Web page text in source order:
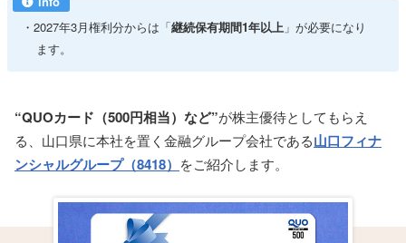
2027年3月権利分からは「継続保有期間1年以上 」が必要になり
ます。
“QUOカード（500円相当）など”が株主優待としてもらえ
る、山口県に本社を置く金融グループ会社である山口フィナ
ンシャルグループ（8418） をご紹介します。